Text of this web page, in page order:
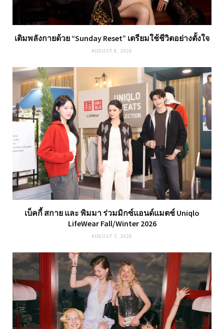
เติมพลังกายด้วย “Sunday Reset” เตรียมใช้ชีวิตอย่างตั้งใจ
AUGUST 8, 2026
เบ็คกี้ สกาย และ พิมมา ร่วมมิกซ์แอนด์แมตช์ Uniqlo
LifeWear Fall/Winter 2026
AUGUST 7, 2026